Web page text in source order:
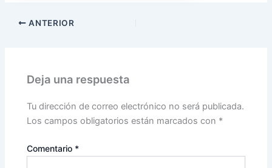
ANTERIOR
Deja una respuesta
Tu dirección de correo electrónico no será publicada.
Los campos obligatorios están marcados con *
Comentario *